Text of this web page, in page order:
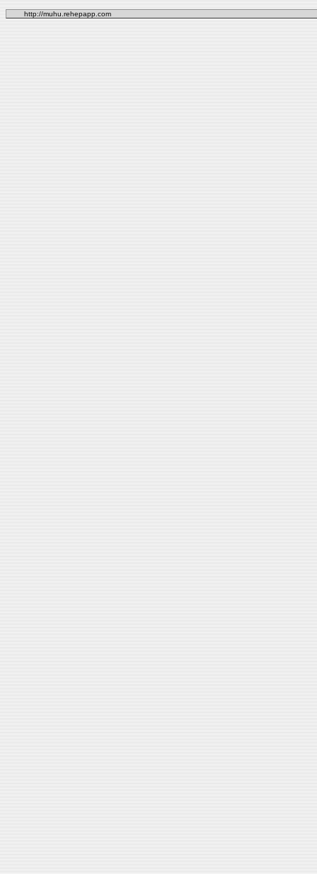
http://muhu.rehepapp.com